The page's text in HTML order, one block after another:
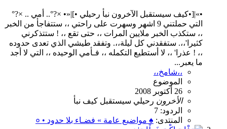
•»|[•كيف سيستقبل الآخرون نبأ رحيلي •]|«• ×?°.. أمي .. ×?°
التي حملتني 9 اشهر وسهرت على راحتي ،، ستتفاجأ من الخبر
،، ستكذب الخبر ملايين المرات ،، حتى تقع ،، ! ستتذكرني
كثيرا'،،. ستفقدني كل ليلة،،. وتفقد طيشي الذي تعدى حدوده
،، ! عذرا' ،، لا أستطيع التكمله ،، فـأمي الوحيده ،، التي لا أجد
ما يعبر...
،،شامخ،،
الموضوع
26 أكتوبر 2008
الأخرون رحيلي سيستقبل كيف نبأ
الردود: 7
المنتدى: ♠ مواضيع عامة » فضـاء بلا حدود • ०